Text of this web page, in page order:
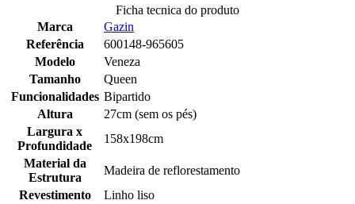
Ficha tecnica do produto
Marca
Gazin
Referência
600148-965605
Modelo
Veneza
Tamanho
Queen
Funcionalidades Bipartido
Altura
27cm (sem os pés)
Largura x
Profundidade
158x198cm
Material da
Estrutura
Madeira de reflorestamento
Revestimento
Linho liso